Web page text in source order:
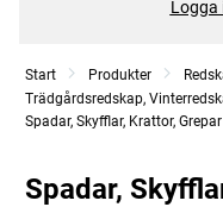
Logga
Start Produkter
Trädgårdsredskap,
Spadar, Skyfflar, Krattor, Grepar
Spadar,